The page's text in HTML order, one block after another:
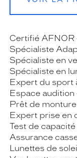
Certifié AFNOR
Spécialiste
Spécialiste en
Spécialiste en
Expert du sport
Espace audition
Prêt de
Expert prise en
Test de
Assurance
Lunettes de